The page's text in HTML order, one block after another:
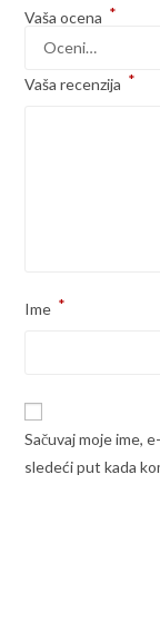
Vaša ocena *
Vaša recenzija *
Ime *
Sačuvaj moje ime,
sledeći put kada